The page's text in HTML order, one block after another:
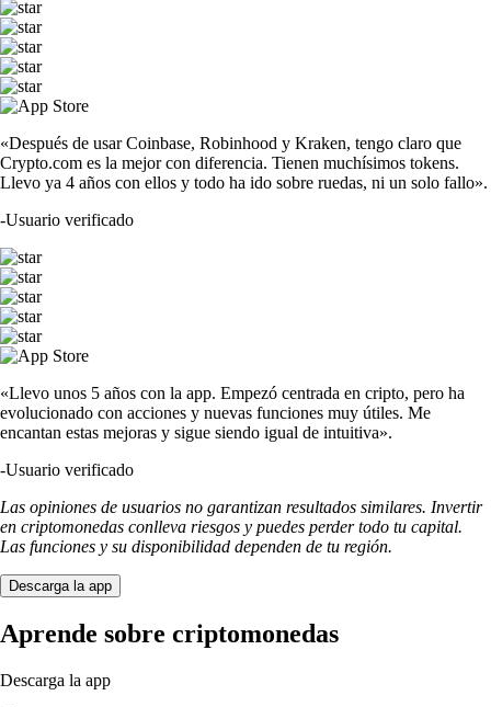
«Después de usar Coinbase, Robinhood y Kraken, tengo claro que
Crypto.com es la mejor con diferencia. Tienen muchísimos tokens.
Llevo ya 4 años con ellos y todo ha ido sobre ruedas, ni un solo fallo».
-Usuario verificado
«Llevo unos 5 años con la app. Empezó centrada en cripto, pero ha
evolucionado con acciones y nuevas funciones muy útiles. Me
encantan estas mejoras y sigue siendo igual de intuitiva».
-Usuario verificado
Las opiniones de usuarios no garantizan resultados similares. Invertir
en criptomonedas conlleva riesgos y puedes perder todo tu capital.
Las funciones y su disponibilidad dependen de tu región.
Descarga la app
Aprende sobre criptomonedas
Descarga la app